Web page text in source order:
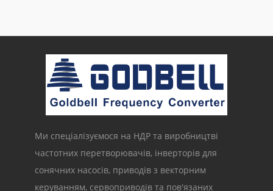
Ми спеціалізуємося на НДР та виробництві
частотних перетворювачів, інверторів для
сонячних насосів, приводів з векторним
керуванням, сервоприводів та пов'язаних